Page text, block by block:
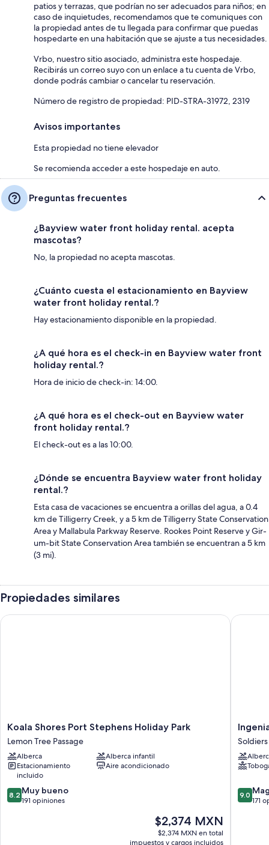
patios y terrazas, que podrían no ser adecuados para niños; en
caso de inquietudes, recomendamos que te comuniques con
la propiedad antes de tu llegada para confirmar que puedas
hospedarte en una habitación que se ajuste a tus necesidades.
Vrbo, nuestro sitio asociado, administra este hospedaje.
Recibirás un correo suyo con un enlace a tu cuenta de Vrbo,
donde podrás cambiar o cancelar tu reservación.
Número de registro de propiedad: PID-STRA-31972, 2319
Avisos importantes
Esta propiedad no tiene elevador
Se recomienda acceder a este hospedaje en auto.
Preguntas frecuentes
¿Bayview water front holiday rental. acepta
mascotas?
No, la propiedad no acepta mascotas.
¿Cuánto cuesta el estacionamiento en Bayview
water front holiday rental.?
Hay estacionamiento disponible en la propiedad.
¿A qué hora es el check-in en Bayview water front
holiday rental.?
Hora de inicio de check-in: 14:00.
¿A qué hora es el check-out en Bayview water
front holiday rental.?
El check-out es a las 10:00.
¿Dónde se encuentra Bayview water front holiday
rental.?
Esta casa de vacaciones se encuentra a orillas del agua, a 0.4
km de Tilligerry Creek, y a 5 km de Tilligerry State Conservation
Area y Mallabula Parkway Reserve. Rookes Point Reserve y Gir-
um-bit State Conservation Area también se encuentran a 5 km
(3 mi).
Propiedades similares
Koala
Shores
Port
Stephens
Holiday
Park
Lemon
Tree
Koala Shores Port Stephens Holiday Park
Lemon Tree Passage
Alberca
Alberca infantil
Estacionamiento
incluido
Aire acondicionado
8.2
de
8.2 Muy bueno
191 opiniones
El
precio
actual
$2,374 MXN
$2,374 MXN en total
impuestos y cargos incluidos
Koala Shores Port Stephens Holiday Park
Ingenia
Holidays
Soldiers
Point
Soldiers
9.0
de
9.0
171
Ingenia